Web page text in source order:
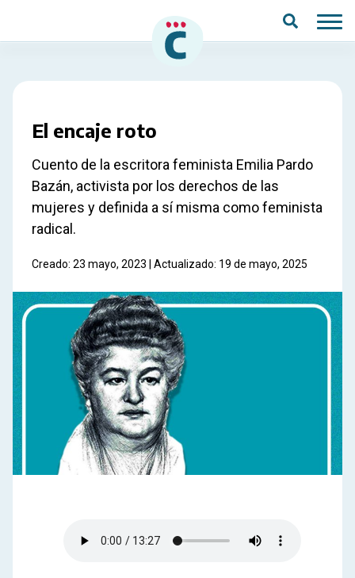
El encaje roto
Cuento de la escritora feminista Emilia Pardo
Bazán, activista por los derechos de las
mujeres y definida a sí misma como feminista
radical.
Creado: 23 mayo, 2023 | Actualizado: 19 de mayo, 2025